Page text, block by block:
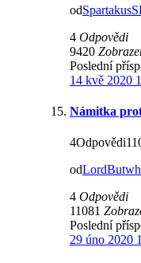
od
4 Odpovědi
9420
Poslední
14 kvě 2020
Námitka
od
4 Odpovědi
11081
Poslední
29 úno 2020